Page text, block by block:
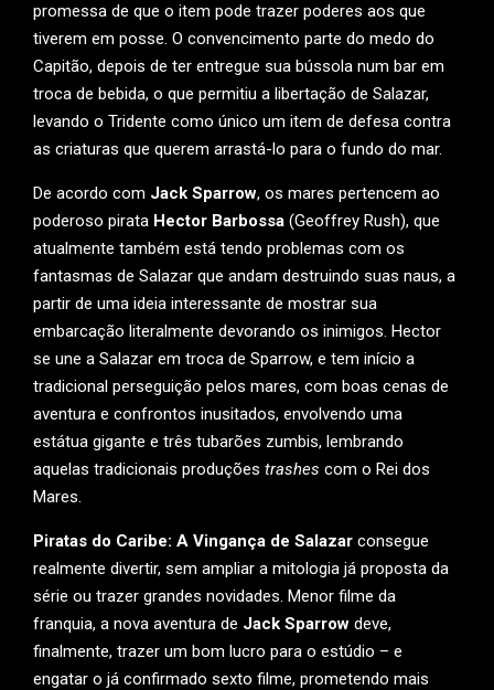
promessa de que o item pode trazer poderes aos que
tiverem em posse. O convencimento parte do medo do
Capitão, depois de ter entregue sua bússola num bar em
troca de bebida, o que permitiu a libertação de Salazar,
levando o Tridente como único um item de defesa contra
as criaturas que querem arrastá-lo para o fundo do mar.
De acordo com Jack Sparrow, os mares pertencem ao
poderoso pirata Hector Barbossa (Geoffrey Rush), que
atualmente também está tendo problemas com os
fantasmas de Salazar que andam destruindo suas naus, a
partir de uma ideia interessante de mostrar sua
embarcação literalmente devorando os inimigos. Hector
se une a Salazar em troca de Sparrow, e tem início a
tradicional perseguição pelos mares, com boas cenas de
aventura e confrontos inusitados, envolvendo uma
estátua gigante e três tubarões zumbis, lembrando
aquelas tradicionais produções trashes com o Rei dos
Mares.
Piratas do Caribe: A Vingança de Salazar consegue
realmente divertir, sem ampliar a mitologia já proposta da
série ou trazer grandes novidades. Menor filme da
franquia, a nova aventura de Jack Sparrow deve,
finalmente, trazer um bom lucro para o estúdio – e
engatar o já confirmado sexto filme, prometendo mais